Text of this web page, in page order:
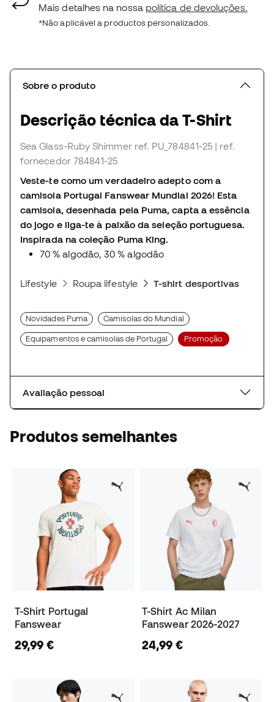
Mais detalhes na nossa política de devoluções.
*Não aplicável a productos personalizados.
Sobre o produto
Descrição técnica da T-Shirt
Sea Glass-Ruby Shimmer ref. PU_784841-25 | ref.
fornecedor 784841-25
Veste-te como um verdadeiro adepto com a
camisola Portugal Fanswear Mundial 2026! Esta
camisola, desenhada pela Puma, capta a essência
do jogo e liga-te à paixão da seleção portuguesa.
Inspirada na coleção Puma King.
70 % algodão, 30 % algodão
Lifestyle Roupa lifestyle T-shirt desportivas
Novidades Puma Camisolas do Mundial
Equipamentos e camisolas de Portugal Promoção
Avaliação pessoal
Produtos semelhantes
T-Shirt Portugal
Fanswear
29,99 €
T-Shirt Ac Milan
Fanswear 2026-2027
24,99 €